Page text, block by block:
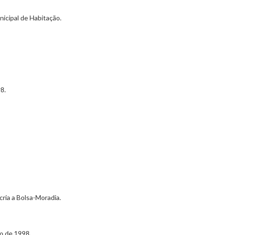
de Habitação.
a Bolsa-Moradia.